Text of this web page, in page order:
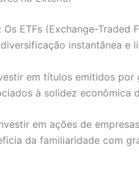
ETFs (Exchange-
instantânea e
em títulos emitidos
à solidez econômica
em ações de
da familiaridade com